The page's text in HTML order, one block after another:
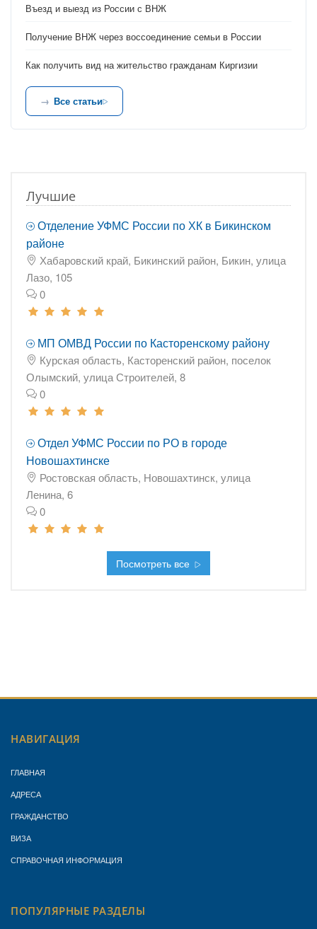
Въезд и выезд из России с ВНЖ
Получение ВНЖ через воссоединение семьи в России
Как получить вид на жительство гражданам Киргизии
Все статьи
Лучшие
Отделение УФМС России по ХК в Бикинском
районе
Хабаровский край, Бикинский район, Бикин, улица
Лазо, 105
0
МП ОМВД России по Касторенскому району
Курская область, Касторенский район, поселок
Олымский, улица Строителей, 8
0
Отдел УФМС России по РО в городе
Новошахтинске
Ростовская область, Новошахтинск, улица
Ленина, 6
0
Посмотреть все
НАВИГАЦИЯ
ГЛАВНАЯ
АДРЕСА
ГРАЖДАНСТВО
ВИЗА
СПРАВОЧНАЯ ИНФОРМАЦИЯ
ПОПУЛЯРНЫЕ РАЗДЕЛЫ